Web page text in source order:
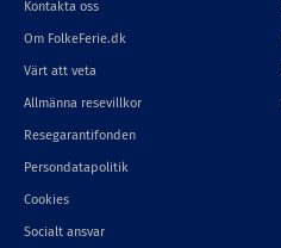
Kontakta oss
Om FolkeFerie.dk
Värt att veta
Allmänna resevillkor
Resegarantifonden
Persondatapolitik
Cookies
Socialt ansvar